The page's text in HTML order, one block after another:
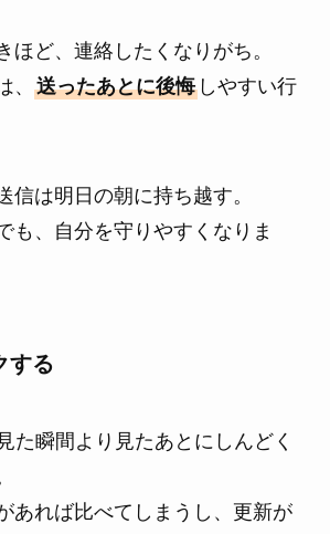
ほど、連絡したくなりがち。
、 送ったあとに後悔しやすい行
信は明日の朝に持ち越す。
も、自分を守りやすくなりま
する
た瞬間より見たあとにしんどく
あれば比べてしまうし、更新が